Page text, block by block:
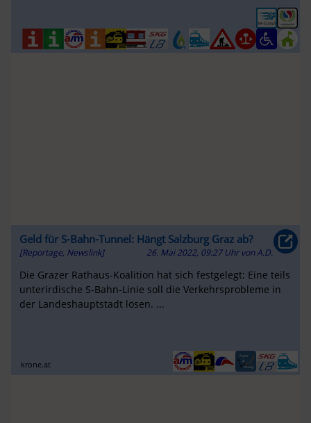
Geld für S-Bahn-Tunnel: Hängt Salzburg Graz ab?
[Reportage, Newslink] 26. Mai 2022, 09:27 Uhr vonA.D.
Die Grazer Rathaus-Koalition hat sich festgelegt: Eine teils
unterirdische S-Bahn-Linie soll die Verkehrsprobleme in
der Landeshauptstadt lösen. ...
krone.at